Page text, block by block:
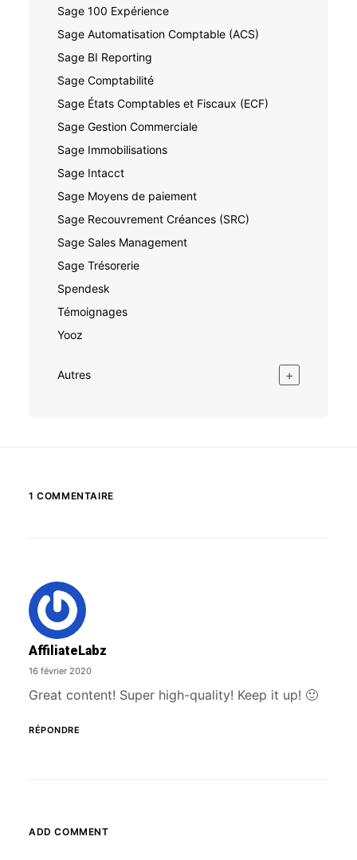
Sage 100 Expérience
Sage Automatisation Comptable (ACS)
Sage BI Reporting
Sage Comptabilité
Sage États Comptables et Fiscaux (ECF)
Sage Gestion Commerciale
Sage Immobilisations
Sage Intacct
Sage Moyens de paiement
Sage Recouvrement Créances (SRC)
Sage Sales Management
Sage Trésorerie
Spendesk
Témoignages
Yooz
Autres +
1 COMMENTAIRE
AffiliateLabz
16 février 2020
Great content! Super high-quality! Keep it up! 🙂
RÉPONDRE
ADD COMMENT